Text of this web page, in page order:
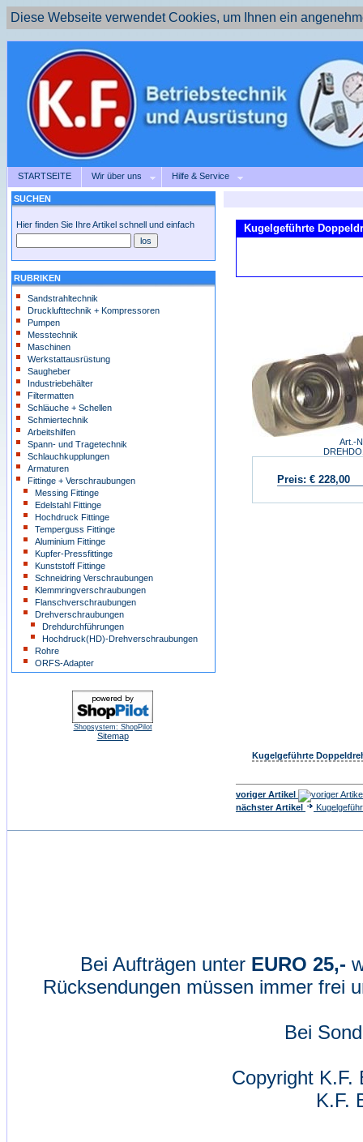
Diese Webseite verwendet Cookies, um Ihnen ein
STARTSEITE Wir über uns Hilfe & Service
SUCHEN
Hier finden Sie Ihre Artikel schnell und einfach
RUBRIKEN
Sandstrahltechnik
Drucklufttechnik + Kompressoren
Pumpen
Messtechnik
Maschinen
Werkstattausrüstung
Saugheber
Industriebehälter
Filtermatten
Schläuche + Schellen
Schmiertechnik
Arbeitshilfen
Spann- und Tragetechnik
Schlauchkupplungen
Armaturen
Fittinge + Verschraubungen
Messing Fittinge
Edelstahl Fittinge
Hochdruck Fittinge
Temperguss Fittinge
Aluminium Fittinge
Kupfer-Pressfittinge
Kunststoff Fittinge
Schneidring Verschraubungen
Klemmringverschraubungen
Flanschverschraubungen
Drehverschraubungen
Drehdurchführungen
Hochdruck(HD)-Drehverschraubungen
Rohre
ORFS-Adapter
Shopsystem: ShopPilot
Sitemap
Kugelgeführte
Art.-
Preis: € 228,00
Kugelgeführte
voriger Artikel
nächster Artikel
Bei Aufträgen unter EURO 25,-
Rücksendungen müssen immer frei
Bei
Copyright
K.F.